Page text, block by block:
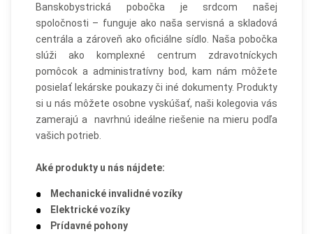
Banskobystrická pobočka je srdcom našej
spoločnosti – funguje ako naša servisná a skladová
centrála a zároveň ako oficiálne sídlo. Naša pobočka
slúži ako komplexné centrum zdravotníckych
pomôcok a administratívny bod, kam nám môžete
posielať lekárske poukazy či iné dokumenty. Produkty
si u nás môžete osobne vyskúšať, naši kolegovia vás
zamerajú a navrhnú ideálne riešenie na mieru podľa
vašich potrieb.
Aké produkty u nás nájdete:
Mechanické invalidné vozíky
Elektrické vozíky
Prídavné pohony